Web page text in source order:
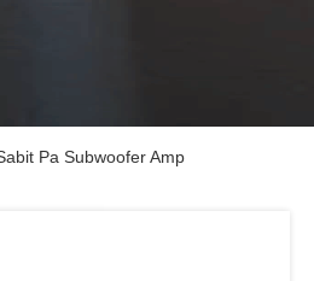
Pa Subwoofer Amp